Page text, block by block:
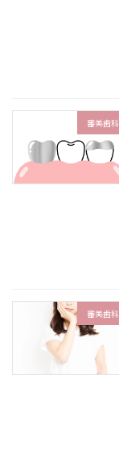
審美歯科
審美歯科